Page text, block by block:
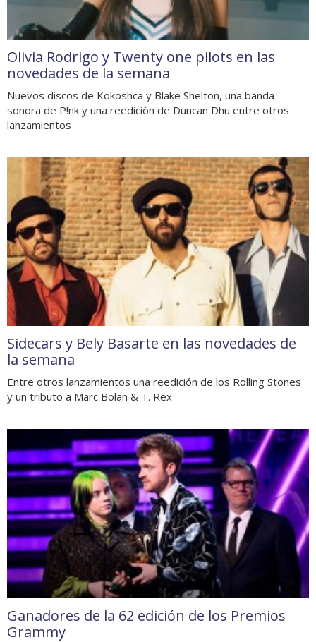
Olivia Rodrigo y Twenty one pilots en las
novedades de la semana
Nuevos discos de Kokoshca y Blake Shelton, una banda
sonora de P!nk y una reedición de Duncan Dhu entre otros
lanzamientos
Sidecars y Bely Basarte en las novedades de
la semana
Entre otros lanzamientos una reedición de los Rolling Stones
y un tributo a Marc Bolan & T. Rex
Ganadores de la 62 edición de los Premios
Grammy